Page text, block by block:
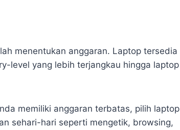
menentukan anggaran. Laptop tersedia
level yang lebih terjangkau hingga laptop
memiliki anggaran terbatas, pilih laptop
sehari-hari seperti mengetik, browsing,